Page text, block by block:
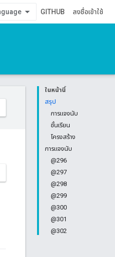
GITHUB ลงชื่อเข้าใช้
ในหน้านี้
สรุป
การแจงนับ
ชั้นเรียน
โครงสร้าง
การแจงนับ
@296
@297
@298
@299
@300
@301
@302